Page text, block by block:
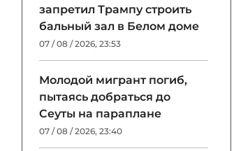
запретил Трампу строить
бальный зал в Белом доме
07 / 08 / 2026, 23:53
Молодой мигрант погиб,
пытаясь добраться до
Сеуты на параплане
07 / 08 / 2026, 23:40